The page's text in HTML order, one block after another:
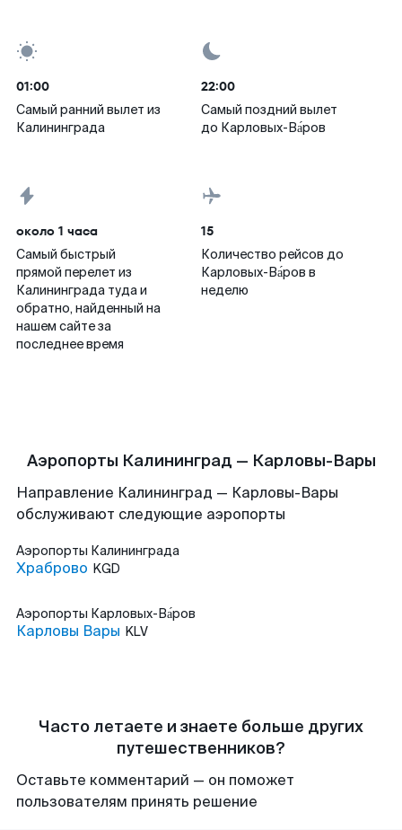
01:00
Самый ранний вылет из
Калининграда
22:00
Самый поздний вылет
до Карловых-Ва́ров
около 1 часа
Самый быстрый
прямой перелет из
Калининграда туда и
обратно, найденный на
нашем сайте за
последнее время
15
Количество рейсов до
Карловых-Ва́ров в
неделю
Аэропорты Калининград — Карловы-Вары
Направление Калининград — Карловы-Вары
обслуживают следующие аэропорты
Аэропорты Калининграда
Храброво KGD
Аэропорты Карловых-Ва́ров
Карловы Вары KLV
Часто летаете и знаете больше других
путешественников?
Оставьте комментарий — он поможет
пользователям принять решение